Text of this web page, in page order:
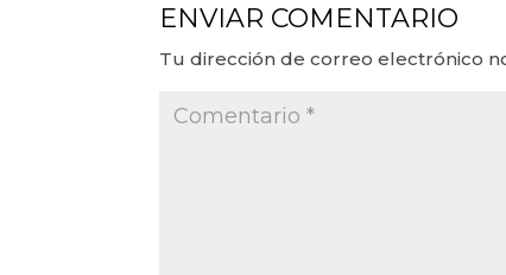
ENVIAR COMENTARIO
Tu dirección de correo electrónico